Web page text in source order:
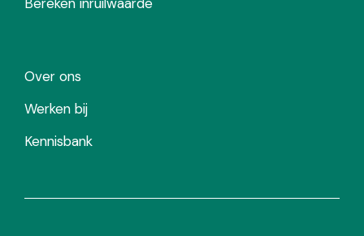
Over ons
Werken bij
Kennisbank